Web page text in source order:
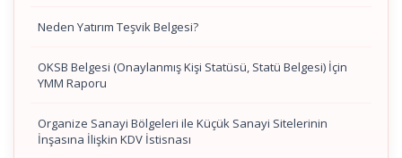
Neden Yatırım Teşvik Belgesi?
OKSB Belgesi (Onaylanmış Kişi Statüsü, Statü Belgesi) İçin
YMM Raporu
Organize Sanayi Bölgeleri ile Küçük Sanayi Sitelerinin
İnşasına İlişkin KDV İstisnası